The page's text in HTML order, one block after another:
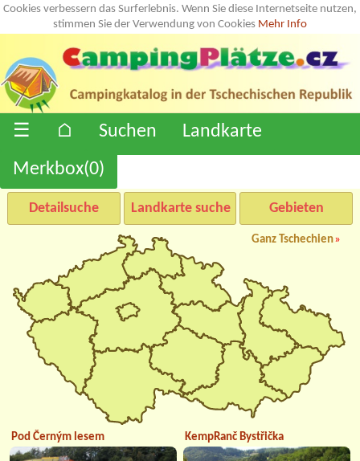
Cookies verbessern das Surferlebnis. Wenn Sie diese Internetseite nutzen,
stimmen Sie der Verwendung von Cookies Mehr Info
☰ ⌂ Suchen
Landkarte
Merkbox(0)
Detailsuche Landkarte suche Gebieten
Ganz Tschechien»
Pod Černým lesem KempRanč Bystřička